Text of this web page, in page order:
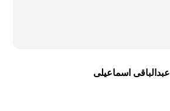
عبدالباقی اسماعیلی